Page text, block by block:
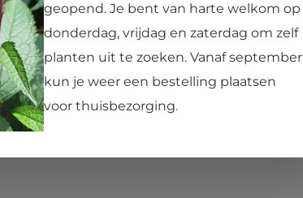
geopend. Je bent van harte welkom op
donderdag, vrijdag en zaterdag om zelf
planten uit te zoeken. Vanaf september
kun je weer een bestelling plaatsen
voor thuisbezorging.